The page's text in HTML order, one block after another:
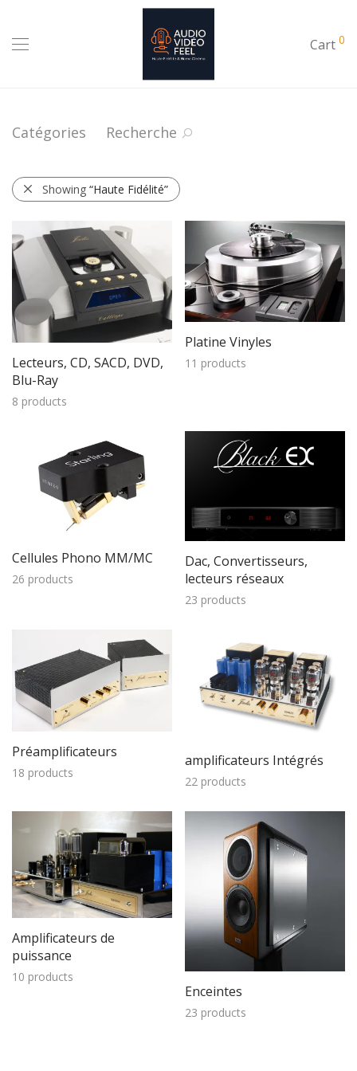
Cart 0
Catégories Recherche
Showing “Haute Fidélité”
Lecteurs, CD, SACD, DVD,
Blu-Ray
8 products
Platine Vinyles
11 products
Cellules Phono MM/MC
26 products
Dac, Convertisseurs,
lecteurs réseaux
23 products
Préamplificateurs
18 products
amplificateurs Intégrés
22 products
Amplificateurs de
puissance
10 products
Enceintes
23 products